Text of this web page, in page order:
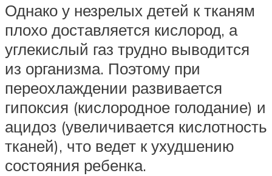
Однако у незрелых детей к тканям
плохо доставляется кислород, а
углекислый газ трудно выводится
из организма. Поэтому при
переохлаждении развивается
гипоксия (кислородное голодание) и
ацидоз (увеличивается кислотность
тканей), что ведет к ухудшению
состояния ребенка.